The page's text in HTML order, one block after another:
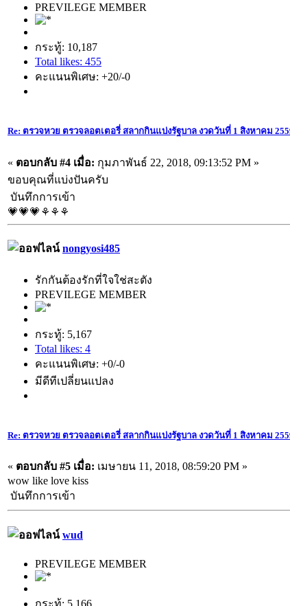
PREVILEGE MEMBER
กระทู้: 10,187
Total likes: 455
คะแนนพิเศษ: +20/-0
Re: ตรวจหวย ตรวจลอตเตอรี่ สลากกินแบ่งรัฐบาล งวดวันที่ 1 สิงหาคม
« ตอบกลับ #4 เมื่อ: กุมภาพันธ์ 22, 2018, 09:13:52 PM »
ขอบคุณที่แบ่งปันครับ
บันทึกการเข้า
💗💗💗⚘⚘⚘
nongyosi485
รักกันต้องรักที่ใจใช่สะตัง
PREVILEGE MEMBER
กระทู้: 5,167
Total likes: 4
คะแนนพิเศษ: +0/-0
มีดีทีเปลี่ยนแปลง
Re: ตรวจหวย ตรวจลอตเตอรี่ สลากกินแบ่งรัฐบาล งวดวันที่ 1 สิงหาคม
« ตอบกลับ #5 เมื่อ: เมษายน 11, 2018, 08:59:20 PM »
wow like love kiss
บันทึกการเข้า
wud
PREVILEGE MEMBER
กระทู้: 5,166